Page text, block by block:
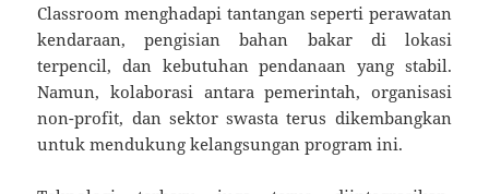
Classroom menghadapi tantangan seperti perawatan
kendaraan, pengisian bahan bakar di lokasi
terpencil, dan kebutuhan pendanaan yang stabil.
Namun, kolaborasi antara pemerintah, organisasi
non-profit, dan sektor swasta terus dikembangkan
untuk mendukung kelangsungan program ini.